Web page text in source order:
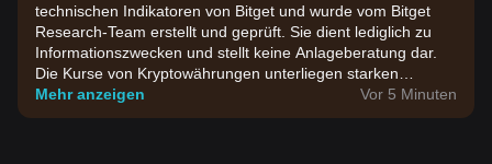
technischen Indikatoren von Bitget und wurde vom Bitget
Research-Team erstellt und geprüft. Sie dient lediglich zu
Informationszwecken und stellt keine Anlageberatung dar.
Die Kurse von Kryptowährungen unterliegen starken
Schwankungen. Bitte treffen Sie Investmententscheidungen
entsprechend Ihrer eigenen Risikobereitschaft.
Mehr anzeigen Vor 5 Minuten